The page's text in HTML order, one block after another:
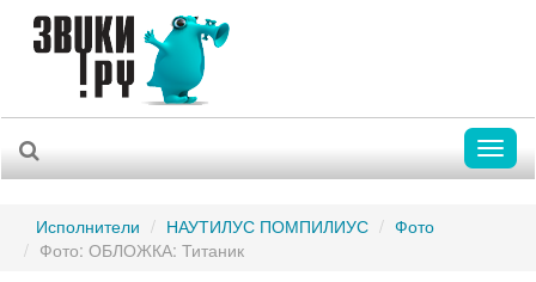
Исполнители НАУТИЛУС ПОМПИЛИУС
Фото
Фото: ОБЛОЖКА: Титаник